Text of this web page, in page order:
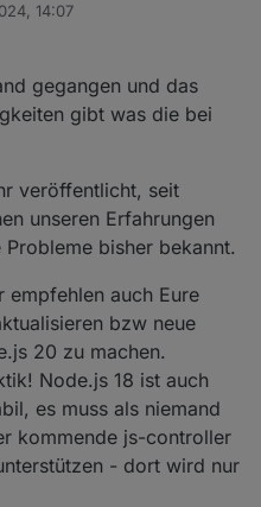
14:07
gegangen und das
gibt was die bei
veröffentlicht, seit
unseren Erfahrungen
bisher bekannt.
empfehlen auch Eure
bzw neue
20 zu machen.
Node.js 18 ist auch
es muss als niemand
kommende js-controller
- dort wird nur